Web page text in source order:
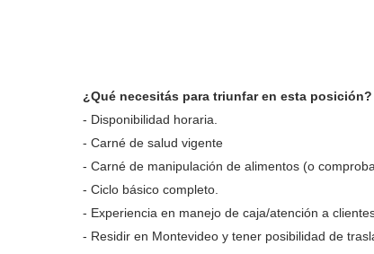
¿Qué necesitás para triunfar en esta posición?
- Disponibilidad horaria.
- Carné de salud vigente
- Carné de manipulación de alimentos (o
- Ciclo básico completo.
- Experiencia en manejo de caja/atención a
- Residir en Montevideo y tener posibilidad de